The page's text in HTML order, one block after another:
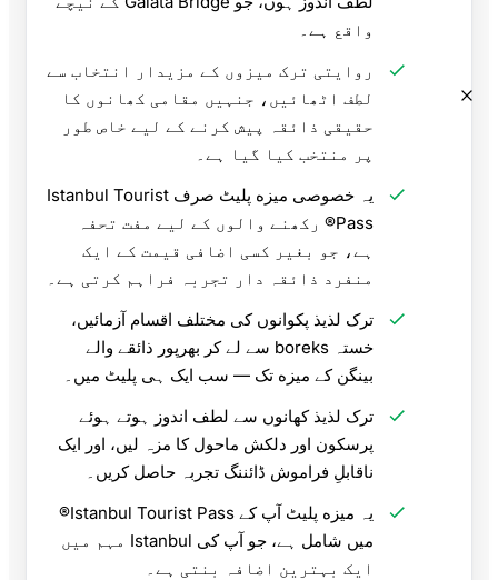
واقع ہے۔
روایتی ترک میزوں کے مزیدار انتخاب سے
لطف اٹھائیں، جنہیں مقامی کھانوں کا
حقیقی ذائقہ پیش کرنے کے لیے خاص طور
پر منتخب کیا گیا ہے۔
یہ خصوصی میزه پلیٹ صرف Istanbul Tourist
Pass® رکھنے والوں کے لیے مفت تحفہ
ہے، جو بغیر کسی اضافی قیمت کے ایک
منفرد ذائقہ دار تجربہ فراہم کرتی ہے۔
ترک لذیذ پکوانوں کی مختلف اقسام آزمائیں،
خستہ boreks سے لے کر بھرپور ذائقے والے
بینگن کے میزه تک — سب ایک ہی پلیٹ میں۔
ترک لذیذ کھانوں سے لطف اندوز ہوتے ہوئے
پرسکون اور دلکش ماحول کا مزہ لیں، اور ایک
ناقابلِ فراموش ڈائننگ تجربہ حاصل کریں۔
یہ میزه پلیٹ آپ کے Istanbul Tourist Pass®
میں شامل ہے، جو آپ کی Istanbul مہم میں
ایک بہترین اضافہ بنتی ہے۔